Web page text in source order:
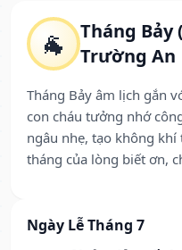
🐐
Tháng Bảy
Trường An
Tháng Bảy âm lịch gắn
con cháu tưởng nhớ
ngâu nhẹ, tạo không
tháng của lòng biết ơn,
Ngày Lễ Tháng 7